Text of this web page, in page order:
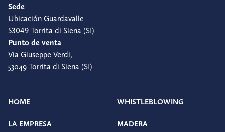
Sede
Ubicación Guardavalle
53049 Torrita di Siena (SI)
Punto de venta
Via Giuseppe Verdi,
53049 Torrita di Siena (SI)
HOME
LA EMPRESA
WHISTLEBLOWING
MADERA